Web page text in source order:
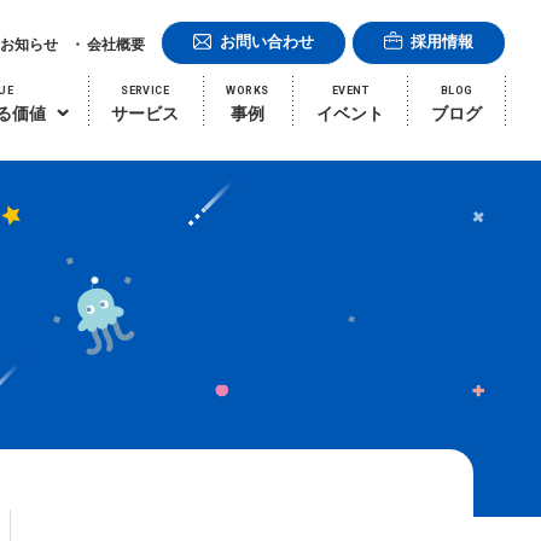
価値
SERVICE
サービス
WORKS
事例
EVENT
イベント
BLOG
ブログ
お知らせ 会社概要 お問い合わせ 採用情報